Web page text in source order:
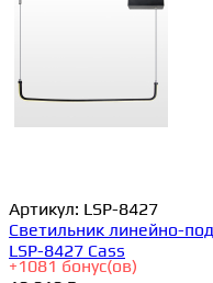
Артикул: LSP-8427
Светильник линейно-
LSP-8427 Cass
+1081 бонус(ов)